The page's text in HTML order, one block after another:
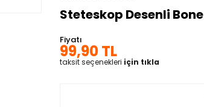
Steteskop Desenli Bone
Fiyatı
99,90 TL
taksit seçenekleri için tıkla